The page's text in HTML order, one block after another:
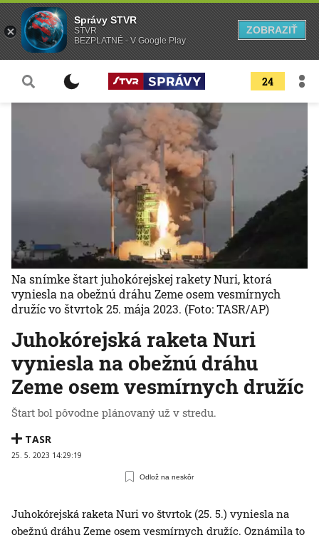
24
Juhokórejská raketa Nuri
vyniesla na obežnú dráhu
Zeme osem vesmírnych družíc
Štart bol pôvodne plánovaný už v stredu.
TASR
25. 5. 2023 14:29:19
Odlož na neskôr
Na snímke štart juhokórejskej rakety Nuri, ktorá
vyniesla na obežnú dráhu Zeme osem vesmírnych
družíc vo štvrtok 25. mája 2023. (Foto: TASR/AP)
Juhokórejská raketa Nuri vo štvrtok (25. 5.) vyniesla na
obežnú dráhu Zeme osem vesmírnych družíc. Oznámila to
Správy STVR
STVR
BEZPLATNÉ - V Google Play
ZOBRAZIŤ